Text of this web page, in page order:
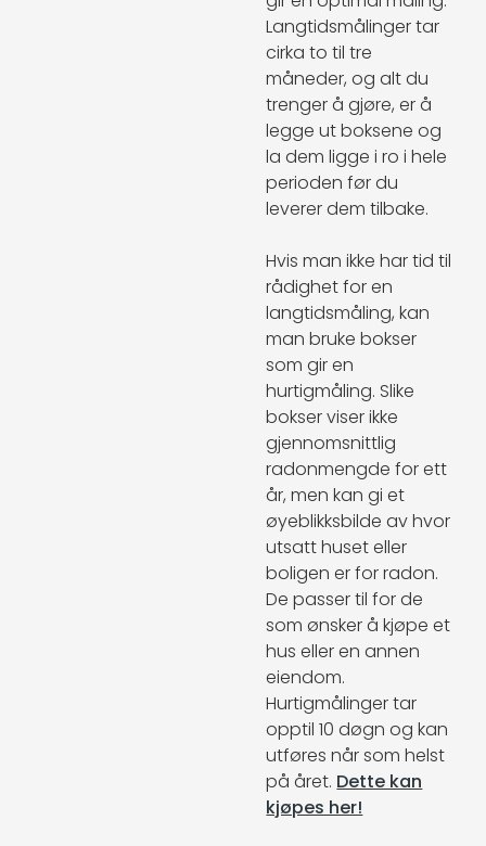
Langtidsmålinger tar
cirka to til tre
måneder, og alt du
trenger å gjøre, er å
legge ut boksene og
la dem ligge i ro i hele
perioden før du
leverer dem tilbake.
Hvis man ikke har tid til
rådighet for en
langtidsmåling, kan
man bruke bokser
som gir en
hurtigmåling. Slike
bokser viser ikke
gjennomsnittlig
radonmengde for ett
år, men kan gi et
øyeblikksbilde av hvor
utsatt huset eller
boligen er for radon.
De passer til for de
som ønsker å kjøpe et
hus eller en annen
eiendom.
Hurtigmålinger tar
opptil 10 døgn og kan
utføres når som helst
på året. Dette kan
kjøpes her!